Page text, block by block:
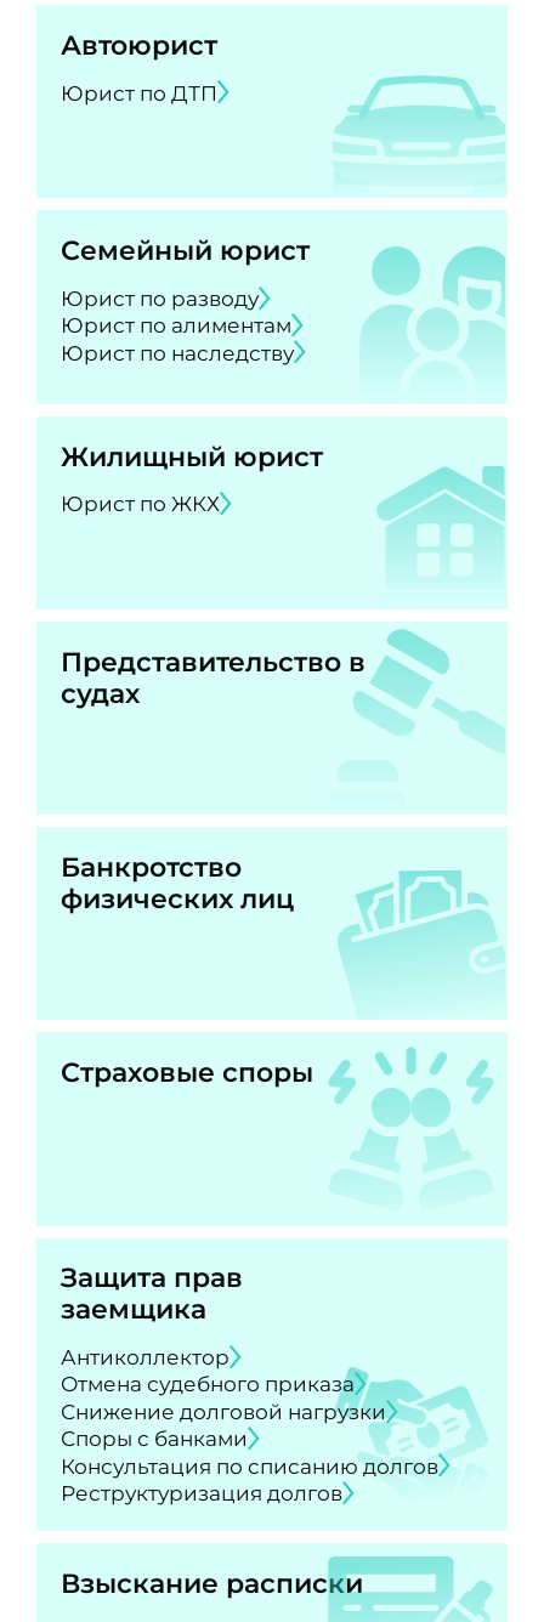
Автоюрист
Юрист по ДТП
Семейный юрист
Юрист по разводу
Юрист по алиментам
Юрист по наследству
Жилищный юрист
Юрист по ЖКХ
Представительство в
судах
Банкротство
физических лиц
Страховые споры
Защита прав
заемщика
Антиколлектор
Отмена судебного приказа
Снижение долговой нагрузки
Споры с банками
Консультация по списанию долгов
Реструктуризация долгов
Взыскание расписки